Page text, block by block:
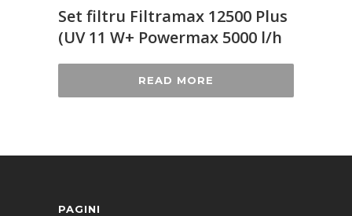
Set filtru Filtramax 12500 Plus
(UV 11 W+ Powermax 5000 l/h
READ MORE
PAGINI